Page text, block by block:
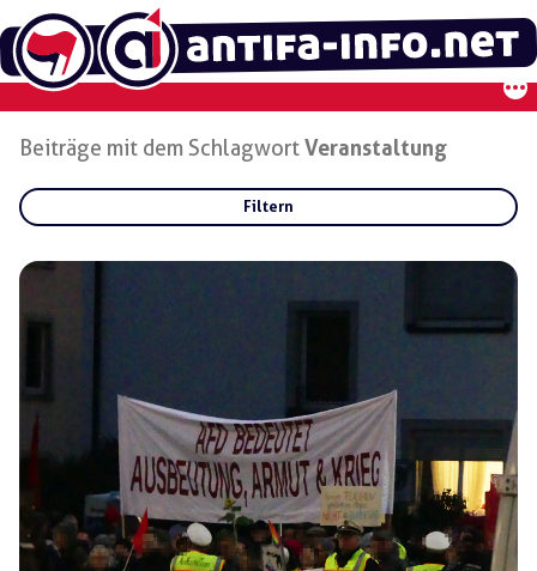
Zum
Inhalt
springen
Beiträge mit dem SchlagwortVeranstaltung
Filtern
Regionen:
Schlagwörter: